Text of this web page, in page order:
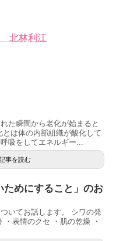
北林利江
た瞬間から老化が始まると
は体の内部組織が酸化して
吸をしてエネルギー...
事を読む
ためにすること」のお
いてお話します。 シワの発
表情のクセ ・肌の乾燥 ・